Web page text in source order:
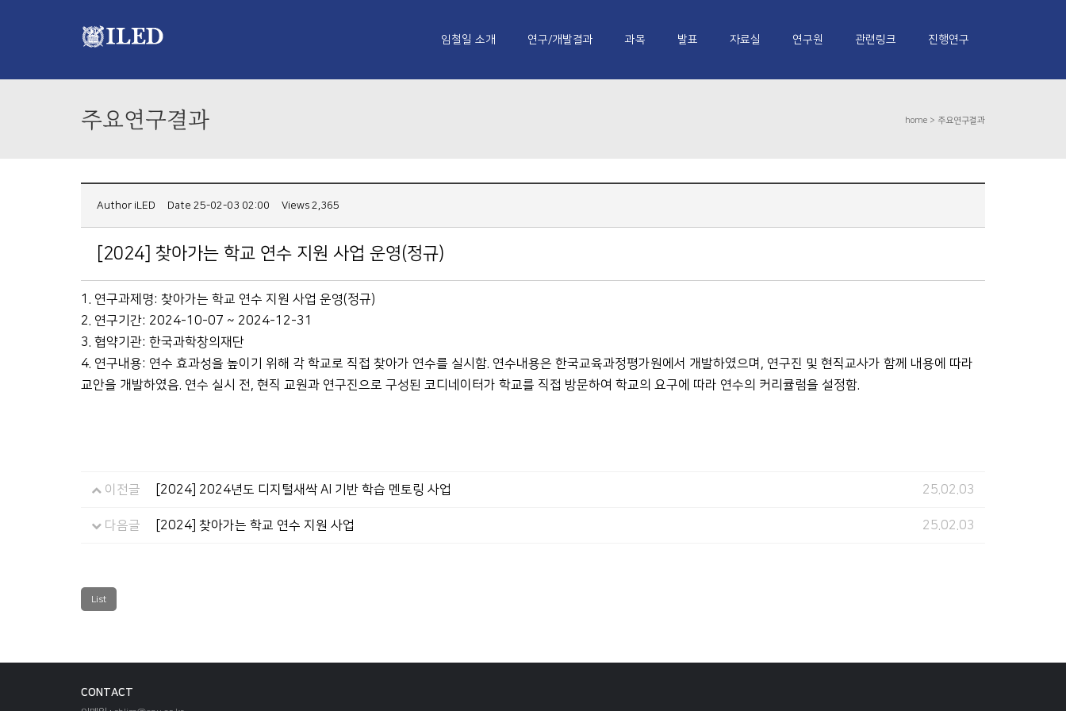
임철일 소개 연구/개발결과 과목 발표 자료실 연구원 관련링크 진행연구
주요연구결과 home > 주요연구결과
Author iLED Date 25-02-03 02:00 Views 2,365
[2024] 찾아가는 학교 연수 지원 사업 운영(정규)
1. 연구과제명: 찾아가는 학교 연수 지원 사업 운영(정규)
2. 연구기간: 2024-10-07 ~ 2024-12-31
3. 협약기관: 한국과학창의재단
4. 연구내용: 연수 효과성을 높이기 위해 각 학교로 직접 찾아가 연수를 실시함. 연수내용은 한국교육과정평가원에서 개발하였으며, 연구진 및 현직교사가 함께 내용에 따라
교안을 개발하였음. 연수 실시 전, 현직 교원과 연구진으로 구성된 코디네이터가 학교를 직접 방문하여 학교의 요구에 따라 연수의 커리큘럼을 설정함.
이전글 [2024] 2024년도 디지털새싹 AI 기반 학습 멘토링 사업 25.02.03
다음글 [2024] 찾아가는 학교 연수 지원 사업 25.02.03
List
CONTACT